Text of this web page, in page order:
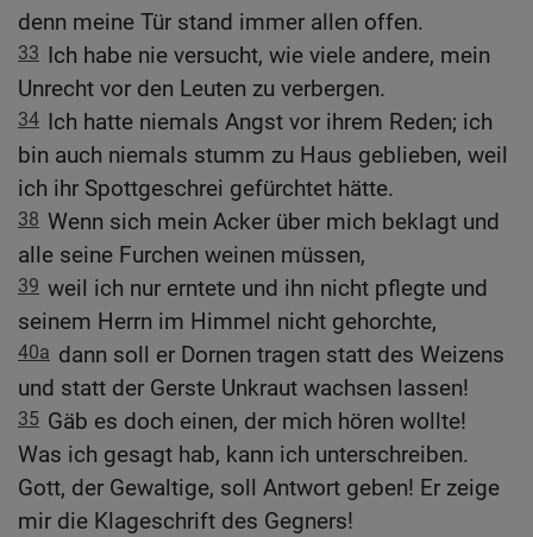
denn meine Tür stand immer allen offen.
33 Ich habe nie versucht, wie viele andere, mein
Unrecht vor den Leuten zu verbergen.
34 Ich hatte niemals Angst vor ihrem Reden; ich
bin auch niemals stumm zu Haus geblieben, weil
ich ihr Spottgeschrei gefürchtet hätte.
38 Wenn sich mein Acker über mich beklagt und
alle seine Furchen weinen müssen,
39 weil ich nur erntete und ihn nicht pflegte und
seinem Herrn im Himmel nicht gehorchte,
40a dann soll er Dornen tragen statt des Weizens
und statt der Gerste Unkraut wachsen lassen!
35 Gäb es doch einen, der mich hören wollte!
Was ich gesagt hab, kann ich unterschreiben.
Gott, der Gewaltige, soll Antwort geben! Er zeige
mir die Klageschrift des Gegners!